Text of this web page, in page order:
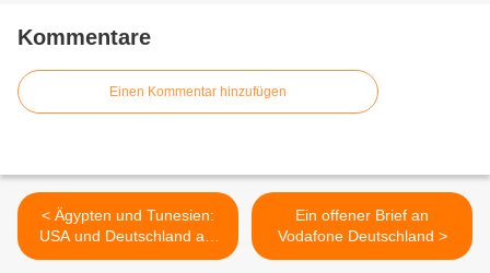
Kommentare
Einen Kommentar hinzufügen
< Ägypten und Tunesien:
USA und Deutschland auf
der Anklagebank
Ein offener Brief an
Vodafone Deutschland >